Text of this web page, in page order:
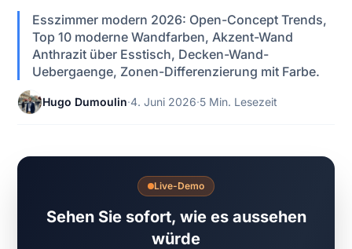
Esszimmer modern 2026: Open-Concept Trends,
Top 10 moderne Wandfarben, Akzent-Wand
Anthrazit über Esstisch, Decken-Wand-
Uebergaenge, Zonen-Differenzierung mit Farbe.
Hugo Dumoulin·4. Juni 2026·5 Min. Lesezeit
Live-Demo
Sehen Sie sofort, wie es aussehen
würde